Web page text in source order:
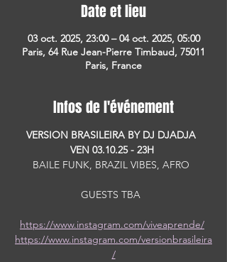
Date et lieu
03 oct. 2025, 23:00 – 04 oct. 2025, 05:00
Paris, 64 Rue Jean-Pierre Timbaud, 75011
Paris, France
Infos de l'événement
VERSION BRASILEIRA BY DJ DJADJA
VEN 03.10.25 - 23H
BAILE FUNK, BRAZIL VIBES, AFRO
GUESTS TBA
https://www.instagram.com/viveaprende/
https://www.instagram.com/versionbrasileira
/